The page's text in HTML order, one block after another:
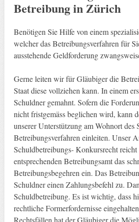
Betreibung in Zürich
Benötigen Sie Hilfe von einem
welcher das Betreibungsverfahren für
ausstehende Geldforderung
Gerne leiten wir für Gläubiger die
Staat diese vollziehen kann. In einem
Schuldner gemahnt. Sofern die
nicht fristgemäss beglichen wird, kann
unserer Unterstützung am Wohnort des
Betreibungsverfahren einleiten. Unser
Schuldbetreibungs- Konkursrecht
entsprechenden Betreibungsamt das
Betreibungsbegehren ein. Das
Schuldner einen Zahlungsbefehl zu.
Schuldbetreibung. Es ist wichtig, dass
rechtliche Formerfordernisse
Rechtsfällen hat der Gläubiger die